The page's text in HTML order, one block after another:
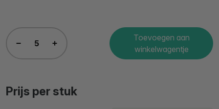
Toevoegen aan
winkelwagentje
Prijs per stuk